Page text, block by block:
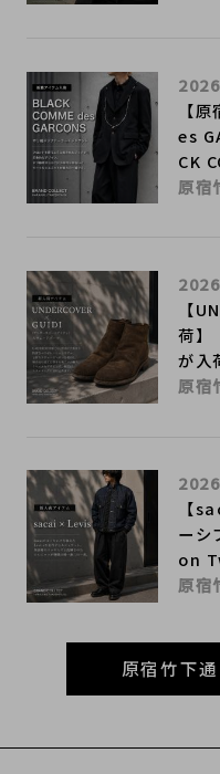
【
es
CK
原宿
【
荷】
が入
原宿
【
ー
on
原宿
原宿竹下